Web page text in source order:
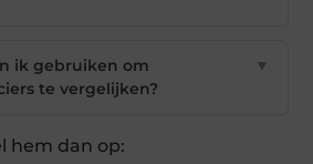
ik gebruiken om
te vergelijken?
▼
hem dan op: